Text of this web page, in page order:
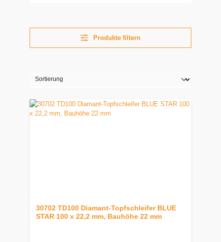
Produkte filtern
30702 TD100 Diamant-Topfschleifer BLUE
STAR 100 x 22,2 mm, Bauhöhe 22 mm